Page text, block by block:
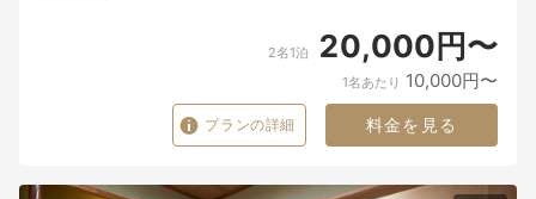
2名1泊 20,000円〜
1名あたり 10,000円〜
プランの詳細 料金を見る